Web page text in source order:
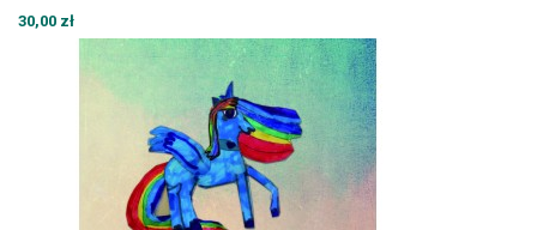
30,00 zł